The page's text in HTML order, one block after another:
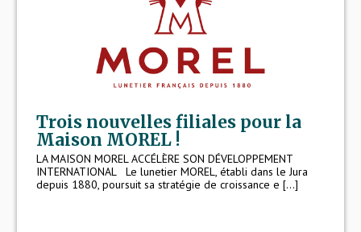
Trois nouvelles filiales pour la
Maison MOREL !
LA MAISON MOREL ACCÉLÈRE SON DÉVELOPPEMENT
INTERNATIONAL Le lunetier MOREL, établi dans le Jura
depuis 1880, poursuit sa stratégie de croissance e [...]